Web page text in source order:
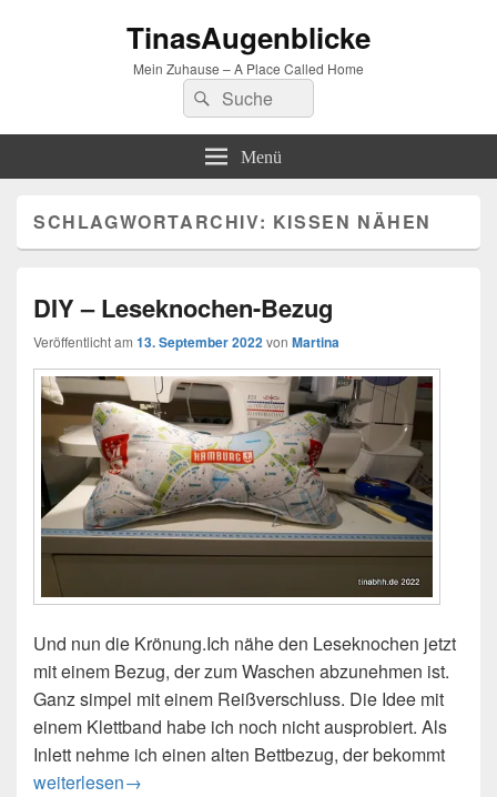
TinasAugenblicke
Mein Zuhause – A Place Called Home
Suchen
nach:
Suchen
Menü
SCHLAGWORTARCHIV: KISSEN NÄHEN
DIY – Leseknochen-Bezug
Veröffentlicht am 13. September 2022von Martina
Und nun die Krönung.Ich nähe den Leseknochen jetzt
mit einem Bezug, der zum Waschen abzunehmen ist.
Ganz simpel mit einem Reißverschluss. Die Idee mit
einem Klettband habe ich noch nicht ausprobiert. Als
Inlett nehme ich einen alten Bettbezug, der bekommt
DIY – Leseknochen-Bezug
weiterlesen→